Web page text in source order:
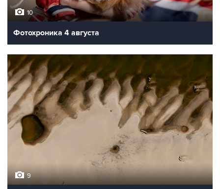
10
Фотохроника 4 августа
9